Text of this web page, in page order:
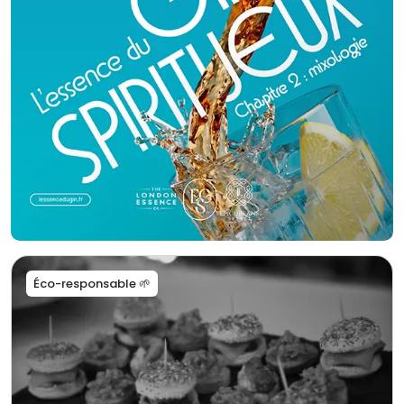
Éco-responsable 🌱